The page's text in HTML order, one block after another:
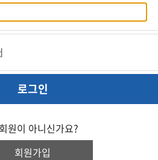
로그인
원이 아니신가요?
회원가입